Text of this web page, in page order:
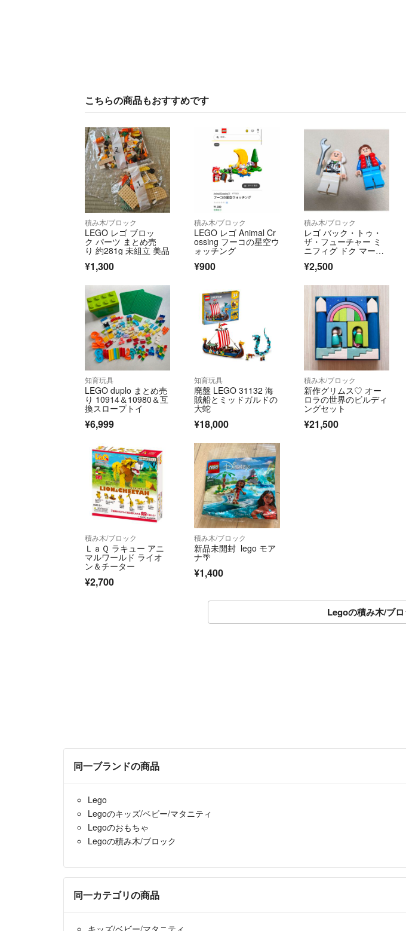
こちらの商品もおすすめです
積み木/ブロック
LEGO レゴ ブロッ
ク パーツ まとめ売
り 約281g 未組立 美品
¥1,300
積み木/ブロック
LEGO レゴ Animal Cr
ossing フーコの星空ウ
ォッチング
¥900
積み木/ブロック
レゴ バック・トゥ・
ザ・フューチャー ミ
ニフィグ ドク マーテ
¥2,500
知育玩具
LEGO duplo まとめ売
り 10914＆10980＆互
換スロープトイ
¥6,999
知育玩具
廃盤 LEGO 31132 海
賊船とミッドガルドの
大蛇
¥18,000
積み木/ブロック
新作グリムス♡ オー
ロラの世界のビルディ
ングセット
¥21,500
積み木/ブロック
ＬａＱ ラキュー アニ
マルワールド ライオ
ン＆チーター
¥2,700
積み木/ブロック
新品未開封 lego モア
ナ🌴
¥1,400
Legoの積み木/ブ
同一ブランドの商品
Lego
Legoのキッズ/ベビー/マタニティ
Legoのおもちゃ
Legoの積み木/ブロック
同一カテゴリの商品
キッズ/ベビー/マタニティ